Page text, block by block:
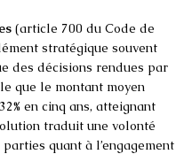
(article 700 du Code de
stratégique souvent
des décisions rendues par
que le montant moyen
en cinq ans, atteignant
traduit une volonté
quant à l’engagement